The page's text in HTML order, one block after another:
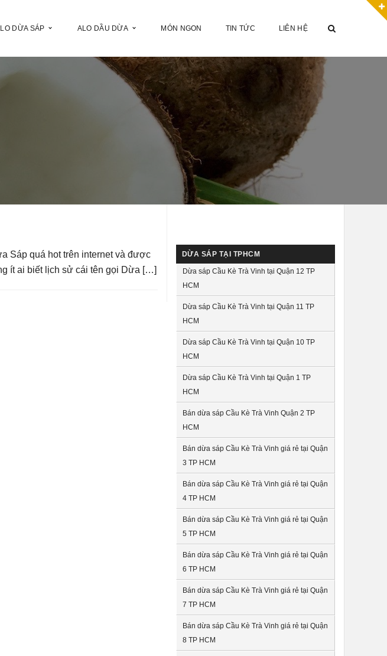
DỪA SÁP ALO DẦU DỪA MÓN NGON TIN TỨC LIÊN HỆ
Sáp quá hot trên internet và được
ít ai biết lịch sử cái tên gọi Dừa […]
DỪA SÁP TẠI TPHCM
Dừa sáp Cầu Kè Trà Vinh tại Quận 12 TP
HCM
Dừa sáp Cầu Kè Trà Vinh tại Quận 11 TP
HCM
Dừa sáp Cầu Kè Trà Vinh tại Quận 10 TP
HCM
Dừa sáp Cầu Kè Trà Vinh tại Quận 1 TP
HCM
Bán dừa sáp Cầu Kè Trà Vinh Quận 2 TP
HCM
Bán dừa sáp Cầu Kè Trà Vinh giá rẻ tại Quận
3 TP HCM
Bán dừa sáp Cầu Kè Trà Vinh giá rẻ tại Quận
4 TP HCM
Bán dừa sáp Cầu Kè Trà Vinh giá rẻ tại Quận
5 TP HCM
Bán dừa sáp Cầu Kè Trà Vinh giá rẻ tại Quận
6 TP HCM
Bán dừa sáp Cầu Kè Trà Vinh giá rẻ tại Quận
7 TP HCM
Bán dừa sáp Cầu Kè Trà Vinh giá rẻ tại Quận
8 TP HCM